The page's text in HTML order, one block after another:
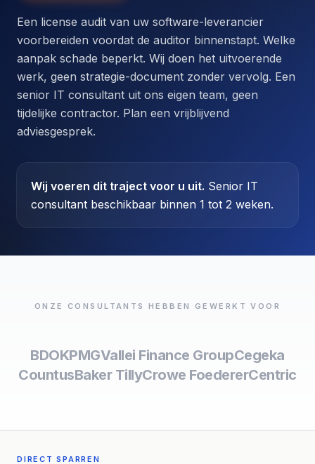
Een license audit van uw software-leverancier
voorbereiden voordat de auditor binnenstapt. Welke
aanpak schade beperkt. Wij doen het uitvoerende
werk, geen strategie-document zonder vervolg. Een
senior IT consultant uit ons eigen team, geen
tijdelijke contractor. Plan een vrijblijvend
adviesgesprek.
Wij voeren dit traject voor u uit. Senior IT
consultant beschikbaar binnen 1 tot 2 weken.
ONZE CONSULTANTS HEBBEN GEWERKT VOOR
BDOKPMGVallei Finance GroupCegeka
CountusBaker TillyCrowe FoedererCentric
DIRECT SPARREN